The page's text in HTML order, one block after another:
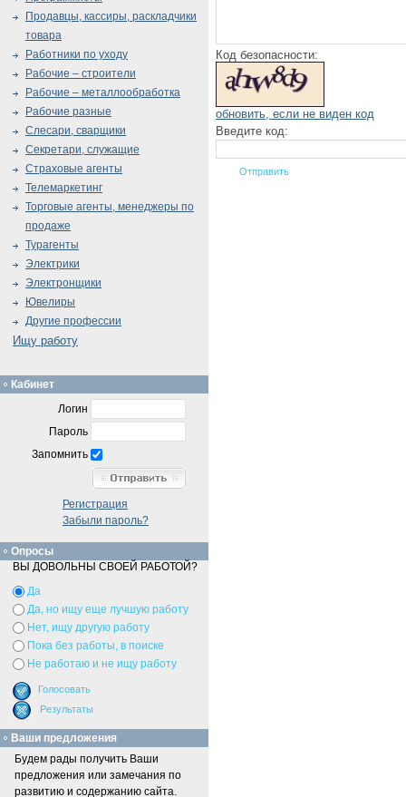
Код безопасности:
обновить, если не виден код
Введите код:
Продавцы, кассиры, раскладчики
товара
Работники по уходу
Рабочие – строители
Рабочие – металлообработка
Рабочие разные
Слесари, сварщики
Секретари, служащие
Страховые агенты
Телемаркетинг
Торговые агенты, менеджеры по
продаже
Турагенты
Электрики
Электронщики
Ювелиры
Другие профессии
Ищу работу
Кабинет
Логин
Пароль
Запомнить
Регистрация
Забыли пароль?
Опросы
ВЫ ДОВОЛЬНЫ СВОЕЙ РАБОТОЙ?
Да
Да, но ищу еще лучшую работу
Нет, ищу другую работу
Пока без работы, в поиске
Не работаю и не ищу работу
Ваши предложения
Будем рады получить Ваши
предложения или замечания по
развитию и содержанию сайта.